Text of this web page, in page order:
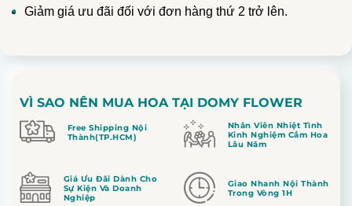
Giảm giá ưu đãi đối với đơn hàng thứ 2 trở lên.
VÌ SAO NÊN MUA HOA TẠI DOMY FLOWER
Free Shipping Nội
Thành(TP.HCM)
Nhân Viên Nhiệt Tình
Kinh Nghiệm Cắm Hoa
Lâu Năm
Giá Ưu Đãi Dành Cho
Sự Kiện Và Doanh
Nghiệp
Giao Nhanh Nội Thành
Trong Vòng 1H